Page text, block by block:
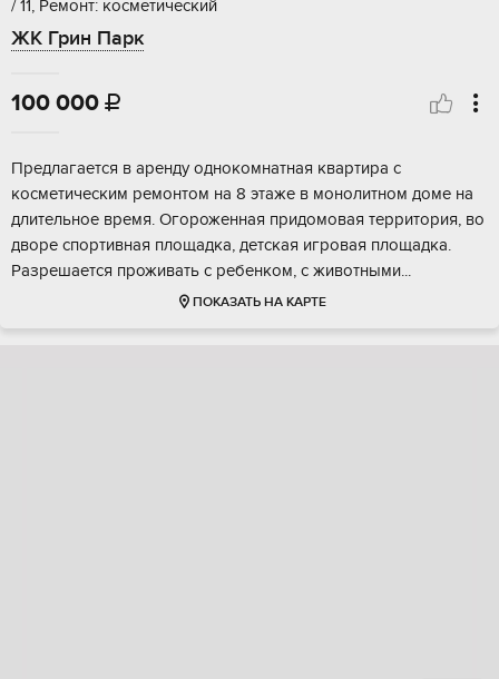
/ 11, Ремонт: косметический
ЖК Грин Парк
100 000 
Предлагается в аренду однокомнатная квартира с
косметическим ремонтом на 8 этаже в монолитном доме на
длительное время. Огороженная придомовая территория, во
дворе спортивная площадка, детская игровая площадка.
Разрешается проживать с ребенком, с животными...
ПОКАЗАТЬ НА КАРТЕ